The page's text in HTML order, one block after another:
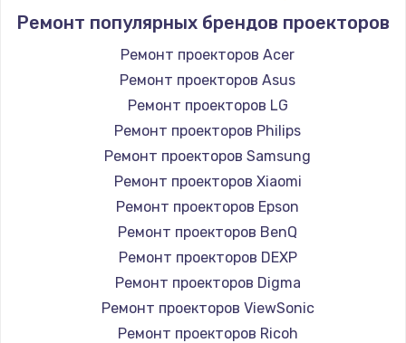
Ремонт популярных брендов проекторов
Ремонт проекторов Acer
Ремонт проекторов Asus
Ремонт проекторов LG
Ремонт проекторов Philips
Ремонт проекторов Samsung
Ремонт проекторов Xiaomi
Ремонт проекторов Epson
Ремонт проекторов BenQ
Ремонт проекторов DEXP
Ремонт проекторов Digma
Ремонт проекторов ViewSonic
Ремонт проекторов Ricoh